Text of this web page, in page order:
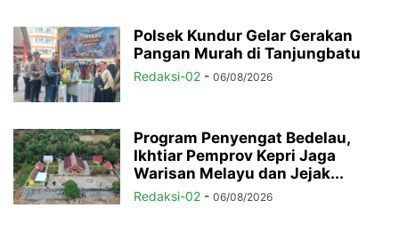
Polsek Kundur Gelar Gerakan
Pangan Murah di Tanjungbatu
Redaksi-02 - 06/08/2026
Program Penyengat Bedelau,
Ikhtiar Pemprov Kepri Jaga
Warisan Melayu dan Jejak...
Redaksi-02 - 06/08/2026